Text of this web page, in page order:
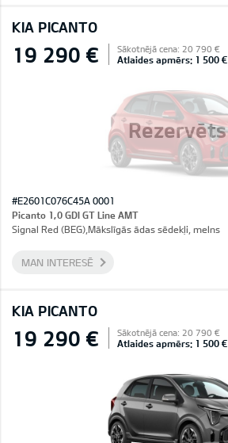
KIA PICANTO
Rezervēts
19 290 € Sākotnējā cena: 20 790 €
Atlaides apmērs: 1 500 €
#E2601C076C45A 0001
Picanto 1,0 GDI GT Line AMT
Signal Red (BEG),Mākslīgās ādas sēdekļi, melns
MAN INTERESĒ
KIA PICANTO
19 290 € Sākotnējā cena: 20 790 €
Atlaides apmērs: 1 500 €